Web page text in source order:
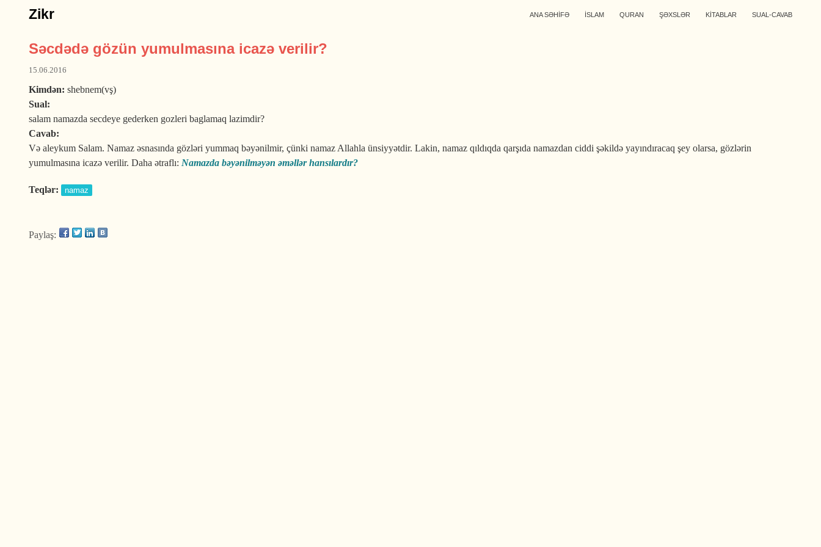
Zikr ANA SƏHİFƏ İSLAM QURAN ŞƏXSLƏR KİTABLAR SUAL-CAVAB
Səcdədə gözün yumulmasına icazə verilir?
15.06.2016
Kimdən: shebnem(vş)
Sual:
salam namazda secdeye gederken gozleri baglamaq lazimdir?
Cavab:
Və aleykum Salam. Namaz əsnasında gözləri yummaq bəyənilmir, çünki namaz Allahla ünsiyyətdir. Lakin, namaz qıldıqda qarşıda namazdan ciddi şəkildə yayındıracaq şey olarsa, gözlərin
yumulmasına icazə verilir. Daha ətraflı: Namazda bəyənilməyən əməllər hansılardır?
Teqlər: namaz
Paylaş: